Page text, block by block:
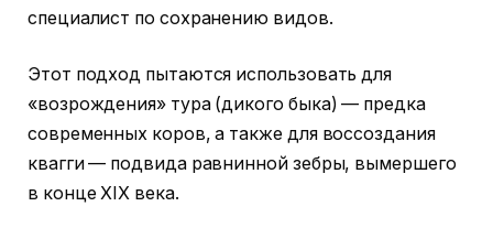
специалист по сохранению видов.
Этот подход пытаются использовать для
«возрождения» тура (дикого быка) — предка
современных коров, а также для воссоздания
квагги — подвида равнинной зебры, вымершего
в конце XIX века.